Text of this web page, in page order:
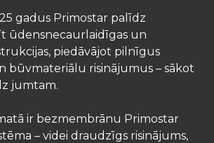
gadus Primostar palīdz
ūdensnecaurlaidīgas un
piedāvājot pilnīgus
būvmateriālu risinājumus – sākot
jumtam.
ir bezmembrānu Primostar
– videi draudzīgs risinājums,